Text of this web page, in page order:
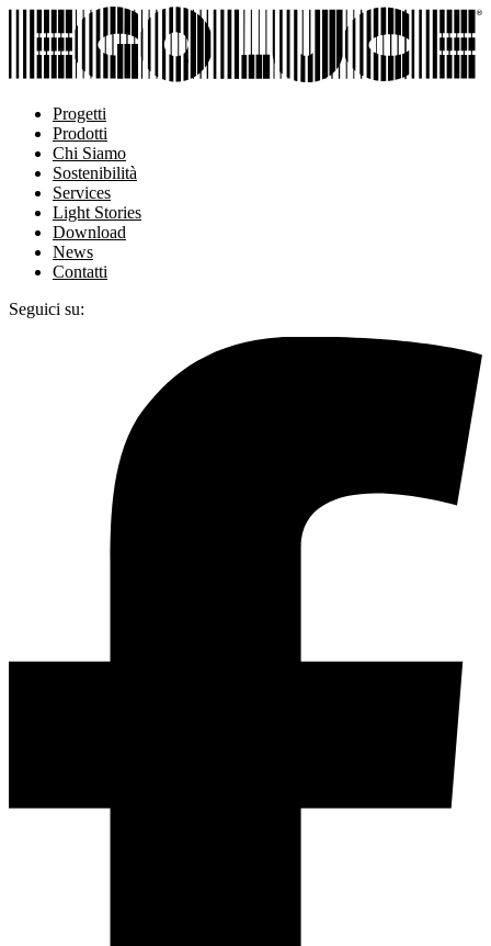
Progetti
Prodotti
Chi Siamo
Sostenibilità
Services
Light Stories
Download
News
Contatti
Seguici su: